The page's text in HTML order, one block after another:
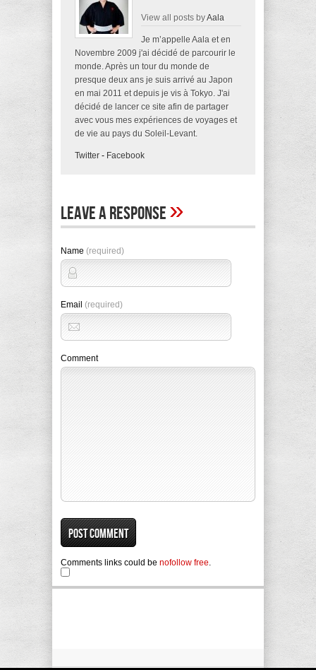
View all posts byAala
Je m’appelle Aala et en
Novembre 2009 j'ai décidé de parcourir le
monde. Après un tour du monde de
presque deux ans je suis arrivé au Japon
en mai 2011 et depuis je vis à Tokyo. J'ai
décidé de lancer ce site afin de partager
avec vous mes expériences de voyages et
de vie au pays du Soleil-Levant.
Twitter - Facebook
Leave A Response»
Name (required)
Email (required)
Comment
Comments links could be nofollow free.